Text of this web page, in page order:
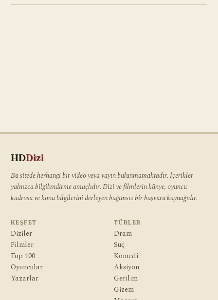
HDDizi
Bu sitede herhangi bir video veya yayın bulunmamaktadır. İçerikler
yalnızca bilgilendirme amaçlıdır. Dizi ve filmlerin künye, oyuncu
kadrosu ve konu bilgilerini derleyen bağımsız bir başvuru kaynağıdır.
KEŞFET
Diziler
Filmler
Top 100
Oyuncular
Yazarlar
TÜRLER
Dram
Suç
Komedi
Aksiyon
Gerilim
Gizem